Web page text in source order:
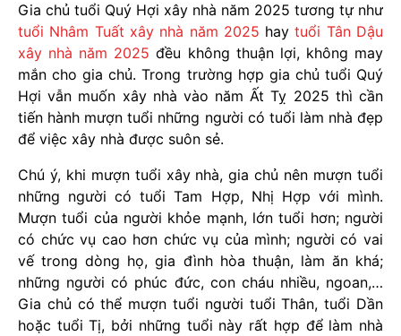
Gia chủ tuổi Quý Hợi xây nhà năm 2025 tương tự như
tuổi Nhâm Tuất xây nhà năm 2025 haytuổi Tân Dậu
xây nhà năm 2025 đều không thuận lợi, không may
mắn cho gia chủ. Trong trường hợp gia chủ tuổi Quý
Hợi vẫn muốn xây nhà vào năm Ất Tỵ 2025 thì cần
tiến hành mượn tuổi những người có tuổi làm nhà đẹp
để việc xây nhà được suôn sẻ.
Chú ý, khi mượn tuổi xây nhà, gia chủ nên mượn tuổi
những người có tuổi Tam Hợp, Nhị Hợp với mình.
Mượn tuổi của người khỏe mạnh, lớn tuổi hơn; người
có chức vụ cao hơn chức vụ của mình; người có vai
vế trong dòng họ, gia đình hòa thuận, làm ăn khá;
những người có phúc đức, con cháu nhiều, ngoan,…
Gia chủ có thể mượn tuổi người tuổi Thân, tuổi Dần
hoặc tuổi Tị, bởi những tuổi này rất hợp để làm nhà